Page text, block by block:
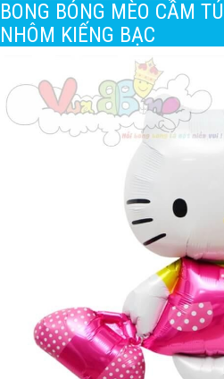
BONG BÓNG MÈO CẦM
NHÔM KIẾNG BẠC